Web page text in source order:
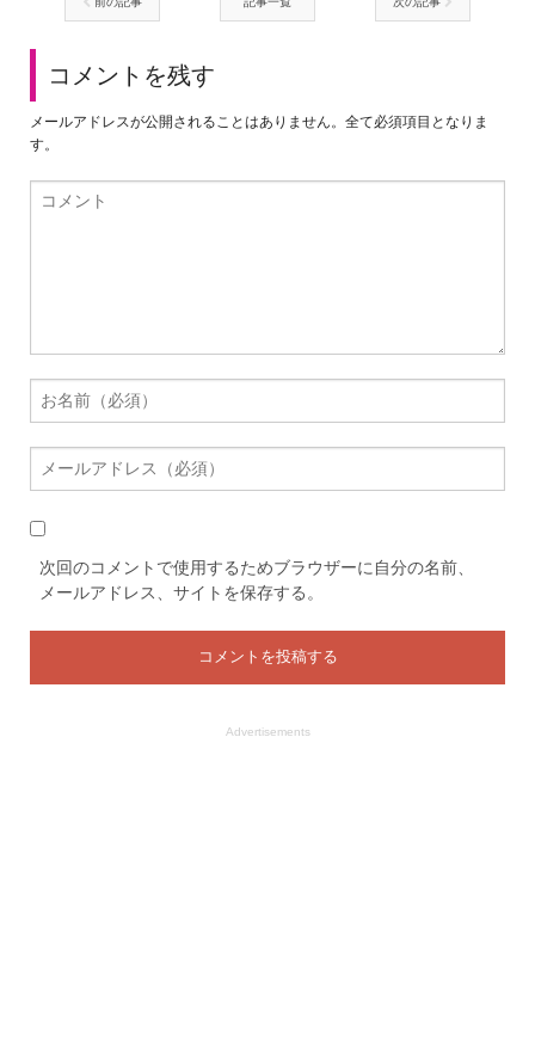
コメントを残す
メールアドレスが公開されることはありません。全て必須項目となりま
す。
次回のコメントで使用するためブラウザーに自分の名前、
メールアドレス、サイトを保存する。
Advertisements